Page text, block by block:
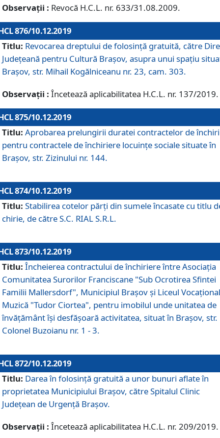
Observații : Revocă H.C.L. nr. 633/31.08.2009.
876/10.12.2019
Titlu: Revocarea dreptului de folosinţă gratuită, către
Judeţeană pentru Cultură Braşov, asupra unui spaţiu
Braşov, str. Mihail Kogălniceanu nr. 23, cam. 303.
Observații : Încetează aplicabilitatea H.C.L. nr. 137/2019.
875/10.12.2019
Titlu: Aprobarea prelungirii duratei contractelor de
pentru contractele de închiriere locuinţe sociale situate în
Braşov, str. Zizinului nr. 144.
874/10.12.2019
Titlu: Stabilirea cotelor părți din sumele încasate cu titlu
chirie, de către S.C. RIAL S.R.L.
873/10.12.2019
Titlu: Încheierea contractului de închiriere între Asociația
Comunitatea Surorilor Franciscane "Sub Ocrotirea Sfintei
Familii Mallersdorf", Municipiul Braşov şi Liceul
Muzică "Tudor Ciortea", pentru imobilul unde unitatea de
învățământ îşi desfăşoară activitatea, situat în Braşov, str.
Colonel Buzoianu nr. 1 - 3.
872/10.12.2019
Titlu: Darea în folosinţă gratuită a unor bunuri aflate în
proprietatea Municipiului Braşov, către Spitalul Clinic
Judeţean de Urgenţă Braşov.
Observații : Încetează aplicabilitatea H.C.L. nr. 209/2019.